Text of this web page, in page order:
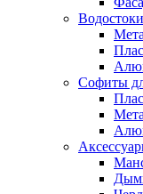
Водостоки
Софиты